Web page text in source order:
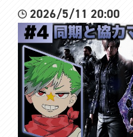
2026/5/11 20:00